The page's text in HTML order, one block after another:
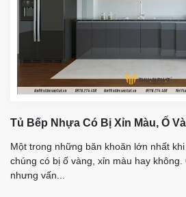
Tủ Bếp Nhựa Có Bị Xỉn Màu, Ố
Một trong những băn khoăn lớn nhất
chúng có bị ố vàng, xỉn màu hay không.
nhưng vấn...